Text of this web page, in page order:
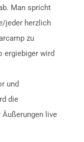
Man spricht
jeder herzlich
zu
ergiebiger wird
und
die
live